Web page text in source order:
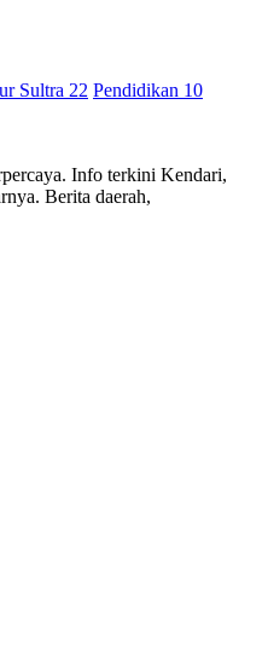
Sultra 22 Pendidikan 10
Info terkini Kendari,
Berita daerah,